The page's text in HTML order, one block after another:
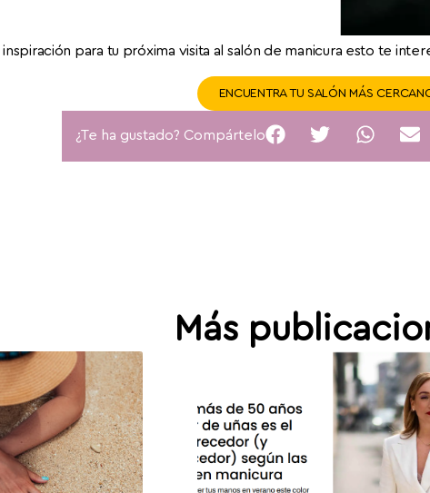
inspiración para tu próxima visita al salón de manicura esto te
ENCUENTRA TU SALÓN MÁS
¿Te ha gustado? Compártelo
Más